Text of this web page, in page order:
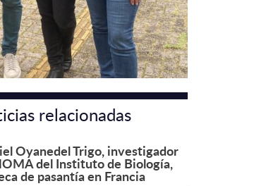
relacionadas
Oyanedel Trigo, investigador
del Instituto de Biología,
de pasantía en Francia